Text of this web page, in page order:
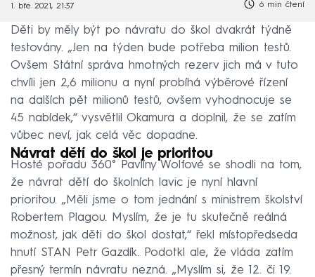
1. bře 2021, 21:37 6 min čtení
Děti by měly být po návratu do škol dvakrát týdně
testovány. „Jen na týden bude potřeba milion testů.
Ovšem Státní správa hmotných rezerv jich má v tuto
chvíli jen 2,6 milionu a nyní probíhá výběrové řízení
na dalších pět milionů testů, ovšem vyhodnocuje se
45 nabídek,“ vysvětlil Okamura a doplnil, že se zatím
vůbec neví, jak celá věc dopadne.
Návrat dětí do škol je prioritou
Hosté pořadu 360° Pavlíny Wolfové se shodli na tom,
že návrat dětí do školních lavic je nyní hlavní
prioritou. „Měli jsme o tom jednání s ministrem školství
Robertem Plagou. Myslím, že je tu skutečně reálná
možnost, jak děti do škol dostat,“ řekl místopředseda
hnutí STAN Petr Gazdík. Podotkl ale, že vláda zatím
přesný termín návratu nezná. „Myslím si, že 12. či 19.